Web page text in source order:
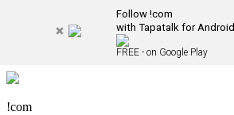
Follow !com
with Tapatalk for Android
FREE - on Google Play
!com